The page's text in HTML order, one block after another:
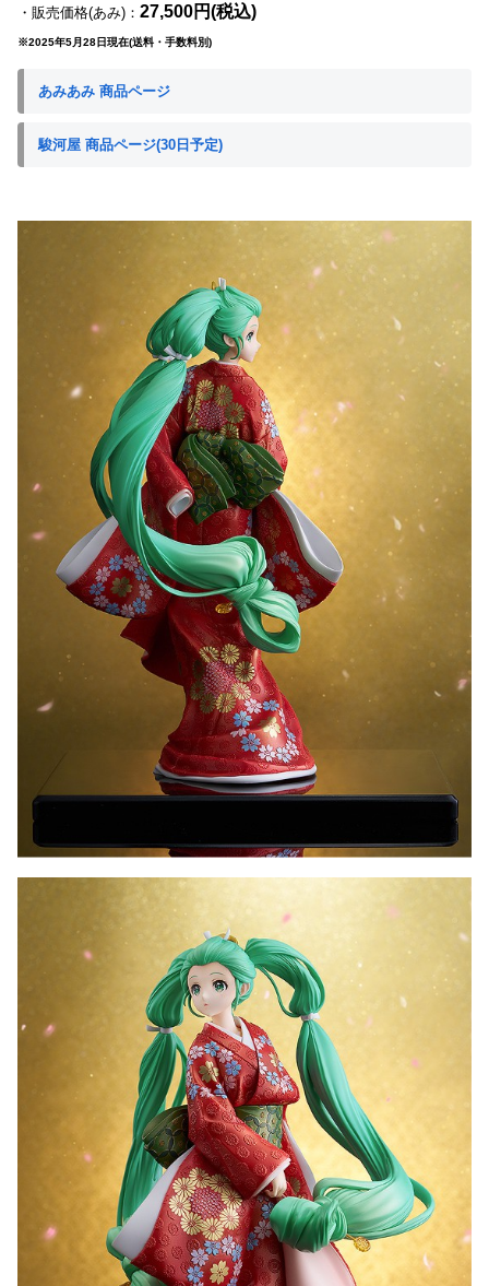
・販売価格(あみ)： 27,500円(税込)
※2025年5月28日現在(送料・手数料別)
あみあみ 商品ページ
駿河屋 商品ページ(30日予定)